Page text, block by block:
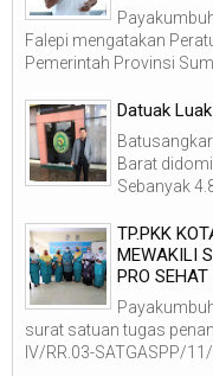
Falepi mengatakan
Pemerintah Provinsi
Datuak
Barat
Sebanyak
TP.PKK
MEWAKILI
PRO
surat satuan tugas
IV/RR.03-SATGASPP/